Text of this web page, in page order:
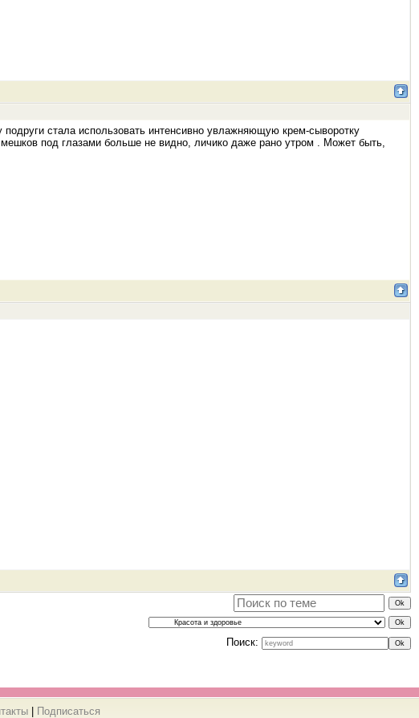
стала использовать интенсивно увлажняющую крем-сыворотку
мешков под глазами больше не видно, личико даже рано утром . Может быть,
Поиск:
Подписаться